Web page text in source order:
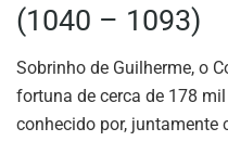
(1040 – 1093)
Sobrinho de Guilherme, o
fortuna de cerca de 178
conhecido por, juntamente